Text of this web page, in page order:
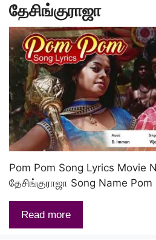
தேசிங்குராஜா
Pom Pom Song Lyrics Movie
தேசிங்குராஜா Song Name
Read more